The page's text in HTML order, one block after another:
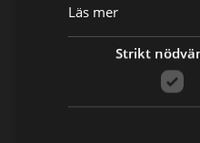
Läs mer
Strikt